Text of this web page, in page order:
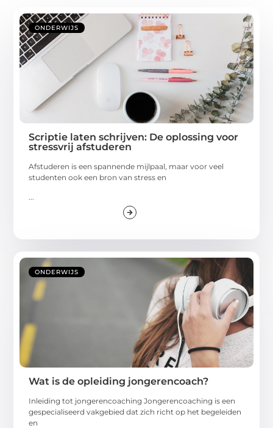
ONDERWIJS
Scriptie laten schrijven: De oplossing voor
stressvrij afstuderen
Afstuderen is een spannende mijlpaal, maar voor veel
studenten ook een bron van stress en
...
ONDERWIJS
Wat is de opleiding jongerencoach?
Inleiding tot jongerencoaching Jongerencoaching is een
gespecialiseerd vakgebied dat zich richt op het begeleiden
en